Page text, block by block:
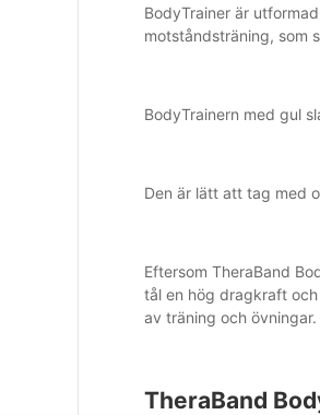
BodyTrainer är
motståndsträning, som
BodyTrainern med gul
Den är lätt att tag med
Eftersom TheraBand
tål en hög dragkraft
av träning och övningar.
TheraBand